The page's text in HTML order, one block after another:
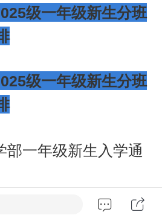
级一年级新生分班
级一年级新生分班
部一年级新生入学通